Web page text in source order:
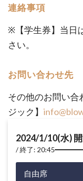
連絡事項
※【学生券】当日
さい。
お問い合わせ先
その他のお問い合
ジック】
2024/1/10(水)
終了: 20:45
自由席